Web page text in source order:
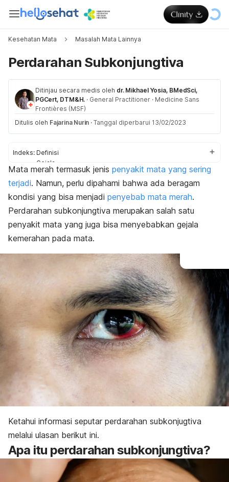
Kesehatan Mata Masalah Mata Lainnya
Perdarahan Subkonjungtiva
Ditinjau secara medis oleh dr. Mikhael Yosia, BMedSci,
PGCert, DTM&H. · General Practitioner · Medicine Sans
Frontières (MSF)
Ditulis oleh Fajarina Nurin · Tanggal diperbarui 13/02/2023
Indeks: Definisi
Gejala
Penyebab
Faktor risiko
Diagnosis
Pengobatan
Mata merah termasuk jenis penyakit mata yang sering
terjadi. Namun, perlu dipahami bahwa ada beragam
kondisi yang bisa menjadi penyebab mata merah.
Perdarahan subkonjungtiva merupakan salah satu
penyakit mata yang juga bisa menyebabkan gejala
kemerahan pada mata.
Ketahui informasi seputar perdarahan subkonjugtiva
melalui ulasan berikut ini.
Apa itu perdarahan subkonjungtiva?